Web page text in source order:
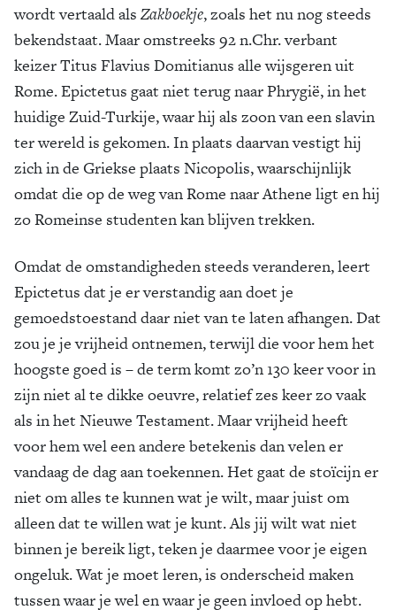
wordt vertaald als Zakboekje, zoals het nu nog steeds
bekendstaat. Maar omstreeks 92 n.Chr. verbant
keizer Titus Flavius Domitianus alle wijsgeren uit
Rome. Epictetus gaat niet terug naar Phrygië, in het
huidige Zuid-Turkije, waar hij als zoon van een slavin
ter wereld is gekomen. In plaats daarvan vestigt hij
zich in de Griekse plaats Nicopolis, waarschijnlijk
omdat die op de weg van Rome naar Athene ligt en hij
zo Romeinse studenten kan blijven trekken.
Omdat de omstandigheden steeds veranderen, leert
Epictetus dat je er verstandig aan doet je
gemoedstoestand daar niet van te laten afhangen. Dat
zou je je vrijheid ontnemen, terwijl die voor hem het
hoogste goed is – de term komt zo’n 130 keer voor in
zijn niet al te dikke oeuvre, relatief zes keer zo vaak
als in het Nieuwe Testament. Maar vrijheid heeft
voor hem wel een andere betekenis dan velen er
vandaag de dag aan toekennen. Het gaat de stoïcijn er
niet om alles te kunnen wat je wilt, maar juist om
alleen dat te willen wat je kunt. Als jij wilt wat niet
binnen je bereik ligt, teken je daarmee voor je eigen
ongeluk. Wat je moet leren, is onderscheid maken
tussen waar je wel en waar je geen invloed op hebt.